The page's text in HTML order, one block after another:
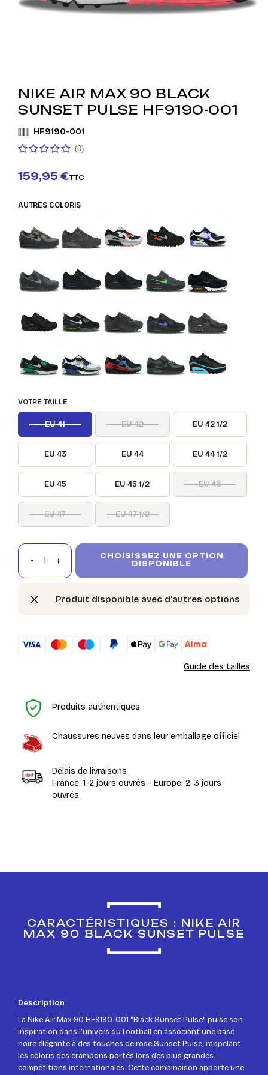
NIKE AIR MAX 90 BLACK
SUNSET PULSE HF9190-001
HF9190-001
(0)
159,95 €TTC
AUTRES COLORIS
VOTRE TAILLE
EU 41 EU 42 EU 42 1/2
EU 43 EU 44 EU 44 1/2
EU 45 EU 45 1/2 EU 46
EU 47 EU 47 1/2
CHOISISSEZ UNE OPTION
DISPONIBLE
Produit disponible avec d'autres options
Guide des tailles
Produits authentiques
Chaussures neuves dans leur emballage officiel
Délais de livraisons
France: 1-2 jours ouvrés - Europe: 2-3 jours
ouvrés
CARACTÉRISTIQUES : NIKE AIR
MAX 90 BLACK SUNSET PULSE
Description
La Nike Air Max 90 HF9190-001 "Black Sunset Pulse" puise son
inspiration dans l’univers du football en associant une base
noire élégante à des touches de rose Sunset Pulse, rappelant
les coloris des crampons portés lors des plus grandes
compétitions internationales. Cette combinaison apporte une